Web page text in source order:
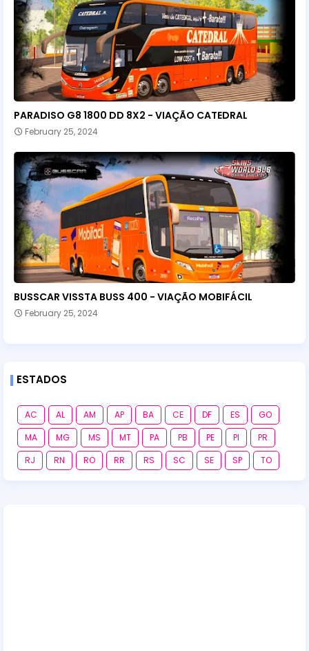
PARADISO G8 1800 DD 8X2 - VIAÇÃO CATEDRAL
February 25, 2024
BUSSCAR VISSTA BUSS 400 - VIAÇÃO MOBIFÁCIL
February 25, 2024
ESTADOS
AC AL AM AP BA CE DF ES
GO
MA
MG MS MT PA PB PE PI
PR
RJ
RN RO RR RS SC SE SP TO